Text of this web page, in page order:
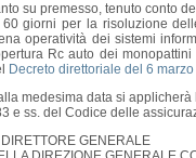
su premesso, tenuto conto
giorni per la risoluzione
operatività dei sistemi
Rc auto dei
Decreto direttoriale del 6
medesima data si
e ss. del Codice delle
DIRETTORE GENERALE